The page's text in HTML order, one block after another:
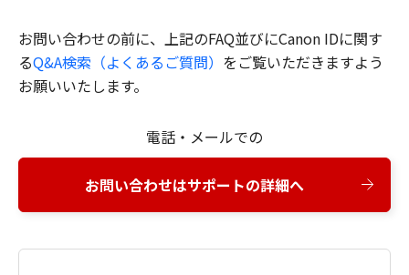
お問い合わせの前に、上記のFAQ並びにCanon IDに関す
るQ&A検索（よくあるご質問） をご覧いただきますよう
お願いいたします。
電話・メールでの
お問い合わせはサポートの詳細へ